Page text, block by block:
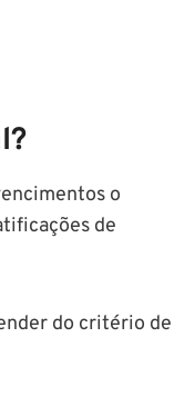
o
de
do critério de